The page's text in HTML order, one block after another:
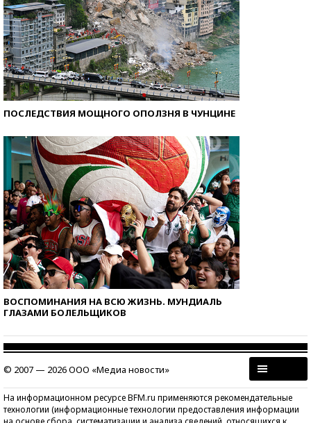
ПОСЛЕДСТВИЯ МОЩНОГО ОПОЛЗНЯ В ЧУНЦИНЕ
ВОСПОМИНАНИЯ НА ВСЮ ЖИЗНЬ. МУНДИАЛЬ
ГЛАЗАМИ БОЛЕЛЬЩИКОВ
© 2007 — 2026 ООО «Медиа новости»
На информационном ресурсе BFM.ru применяются рекомендательные
технологии (информационные технологии предоставления информации